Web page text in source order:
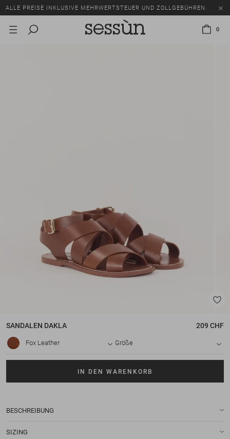
ALLE PREISE INKLUSIVE MEHRWERTSTEUER UND ZOLLGEBÜHREN.
SALE: BIS ZU -50% AUF EINE AUSWAHL AN ARTIKELN.
0
SANDALEN DAKLA 209 CHF
Fox Leather Größe
IN DEN WARENKORB
BESCHREIBUNG
SIZING